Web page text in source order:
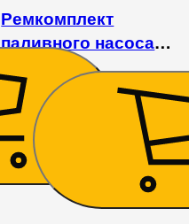
Ремкомплект
паливного насоса
(плунжерна пара) (HB)
– 180N
216 ₴